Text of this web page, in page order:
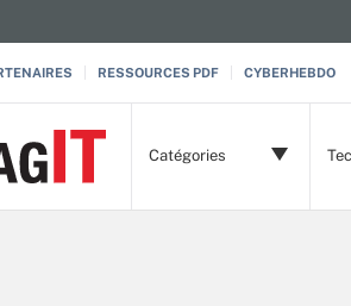
RESSOURCES PDF CYBERHEBDO
Catégories